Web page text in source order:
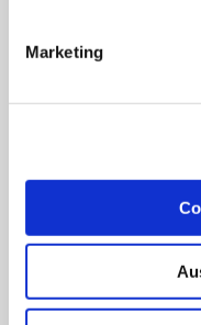
Marketing
Pflegedienst